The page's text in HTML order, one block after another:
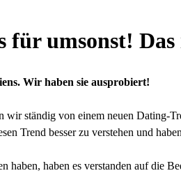
umsonst! Das
Wir haben sie ausprobiert!
wir ständig von einem neuen Dating-
Trend besser zu verstehen und
haben, haben es verstanden auf die